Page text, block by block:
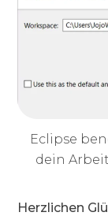
Eclipse
dein
Herzlichen